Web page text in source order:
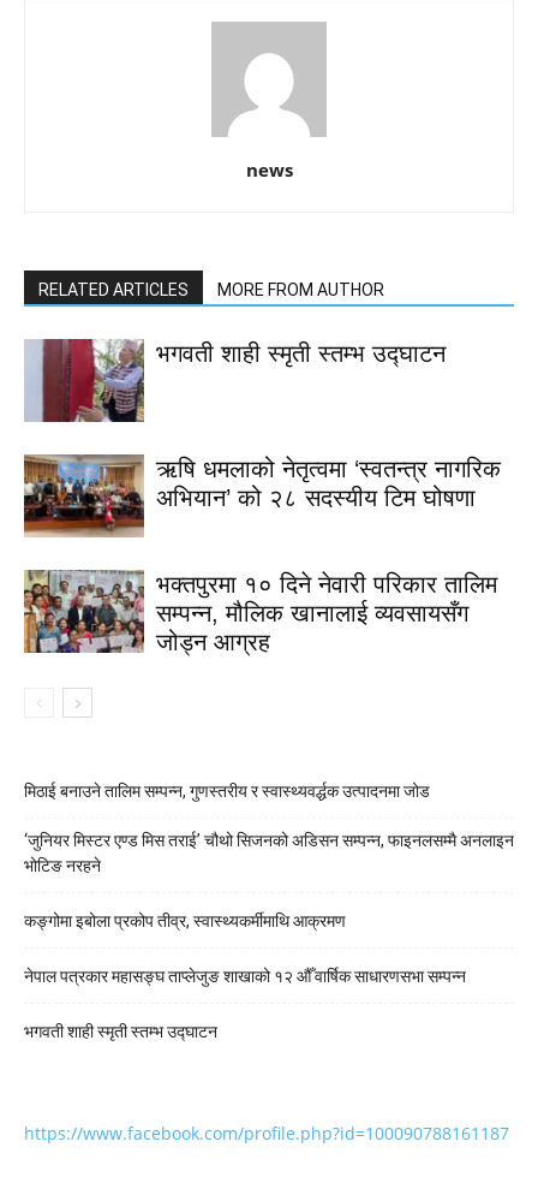
news
RELATED ARTICLES MORE FROM AUTHOR
भगवती शाही स्मृती स्तम्भ उद्घाटन
ऋषि धमलाको नेतृत्वमा ‘स्वतन्त्र नागरिक
अभियान’ को २८ सदस्यीय टिम घोषणा
भक्तपुरमा १० दिने नेवारी परिकार तालिम
सम्पन्न, मौलिक खानालाई व्यवसायसँग
जोड्न आग्रह
मिठाई बनाउने तालिम सम्पन्न, गुणस्तरीय र स्वास्थ्यवर्द्धक उत्पादनमा जोड
‘जुनियर मिस्टर एण्ड मिस तराई’ चौथो सिजनको अडिसन सम्पन्न, फाइनलसम्मै अनलाइन
भोटिङ नरहने
कङ्गोमा इबोला प्रकोप तीव्र, स्वास्थ्यकर्मीमाथि आक्रमण
नेपाल पत्रकार महासङ्घ ताप्लेजुङ शाखाको १२ औँ वार्षिक साधारणसभा सम्पन्न
भगवती शाही स्मृती स्तम्भ उद्घाटन
https://www.facebook.com/profile.php?id=100090788161187